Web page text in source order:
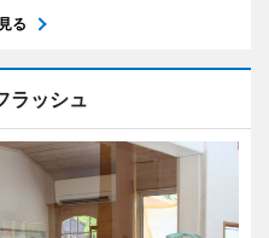
る
ラッシュ